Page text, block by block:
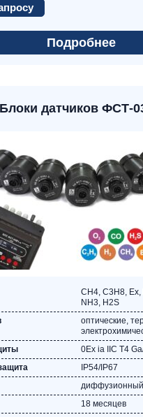
Подробнее
Блоки датчиков ФСТ-
CH4, C3Н8, Ех,
NH3, Н2S
оптические,
0Ех ia IIС T4
IP54/IP67
диффузионный
18 месяцев